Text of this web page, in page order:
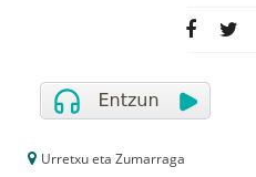
Urretxu eta Zumarraga